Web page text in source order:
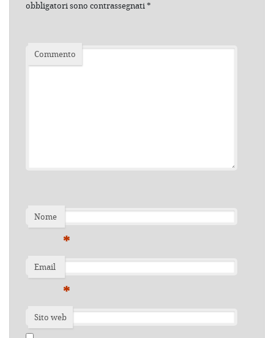
obbligatori sono contrassegnati*
Commento
Nome
*
Email
*
Sito web